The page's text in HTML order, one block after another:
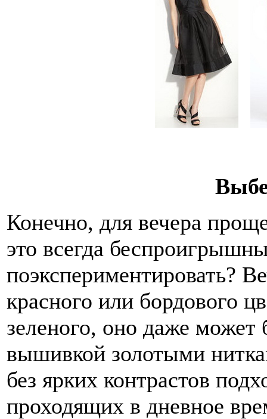
Конечно, для вечера
это всегда
поэкспериментировать?
красного или бордового
зеленого, оно даже
вышивкой золотыми
без ярких контрастов
проходящих в дневное